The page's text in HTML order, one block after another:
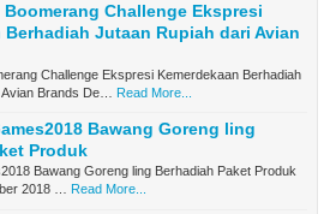
Challenge Ekspresi
Berhadiah Jutaan Rupiah dari Avian
Challenge Ekspresi Kemerdekaan Berhadiah
Brands De…
Read More...
Bawang Goreng ling
Produk
Bawang Goreng ling Berhadiah Paket Produk
2018 … Read More...